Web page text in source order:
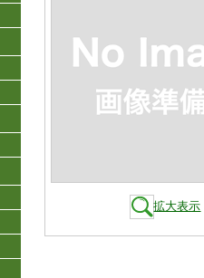
拡大表示